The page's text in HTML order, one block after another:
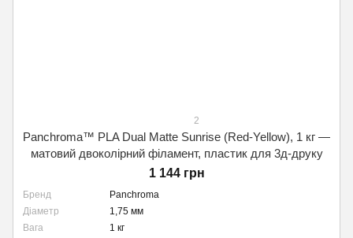
2
Panchroma™ PLA Dual Matte Sunrise (Red-Yellow), 1 кг —
матовий двоколірний філамент, пластик для 3д-друку
1 144 грн
Бренд
Panchroma
Діаметр
1,75 мм
Вага
1 кг